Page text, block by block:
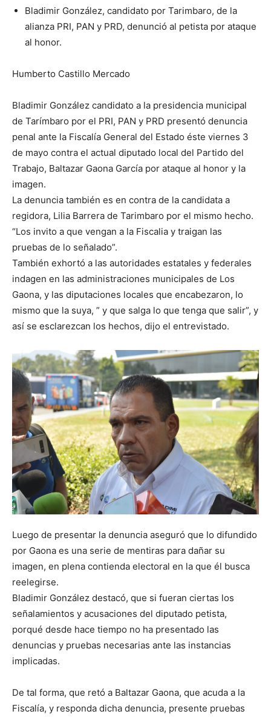
Bladimir González, candidato por Tarimbaro, de la
alianza PRI, PAN y PRD, denunció al petista por ataque
al honor.
Humberto Castillo Mercado
Bladimir González candidato a la presidencia municipal
de Tarímbaro por el PRI, PAN y PRD presentó denuncia
penal ante la Fiscalía General del Estado éste viernes 3
de mayo contra el actual diputado local del Partido del
Trabajo, Baltazar Gaona García por ataque al honor y la
imagen.
La denuncia también es en contra de la candidata a
regidora, Lilia Barrera de Tarimbaro por el mismo hecho.
“Los invito a que vengan a la Fiscalia y traigan las
pruebas de lo señalado”.
También exhortó a las autoridades estatales y federales
indagen en las administraciones municipales de Los
Gaona, y las diputaciones locales que encabezaron, lo
mismo que la suya, ” y que salga lo que tenga que salir”, y
así se esclarezcan los hechos, dijo el entrevistado.
Luego de presentar la denuncia aseguró que lo difundido
por Gaona es una serie de mentiras para dañar su
imagen, en plena contienda electoral en la que él busca
reelegirse.
Bladimir González destacó, que si fueran ciertas los
señalamientos y acusaciones del diputado petista,
porqué desde hace tiempo no ha presentado las
denuncias y pruebas necesarias ante las instancias
implicadas.
De tal forma, que retó a Baltazar Gaona, que acuda a la
Fiscalía, y responda dicha denuncia, presente pruebas